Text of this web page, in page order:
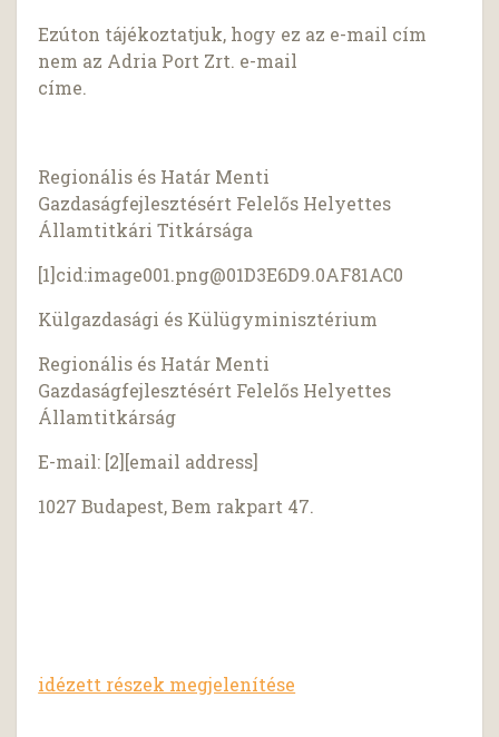
Ezúton tájékoztatjuk, hogy ez az e-mail cím
nem az Adria Port Zrt. e-mail
címe.
Regionális és Határ Menti
Gazdaságfejlesztésért Felelős Helyettes
Államtitkári Titkársága
[1]cid:image001.png@01D3E6D9.0AF81AC0
Külgazdasági és Külügyminisztérium
Regionális és Határ Menti
Gazdaságfejlesztésért Felelős Helyettes
Államtitkárság
E-mail: [2][email address]
1027 Budapest, Bem rakpart 47.
idézett részek megjelenítése